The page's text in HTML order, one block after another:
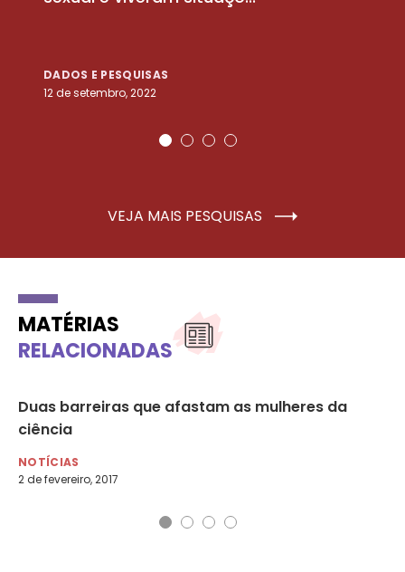
DADOS E PESQUISAS
12 de setembro, 2022
VEJA MAIS PESQUISAS
MATÉRIAS
RELACIONADAS
Duas barreiras que afastam as mulheres da
ciência
NOTÍCIAS
2 de fevereiro, 2017